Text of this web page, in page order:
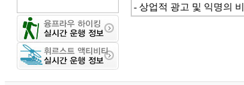
- 상업적 광고 및 익명의